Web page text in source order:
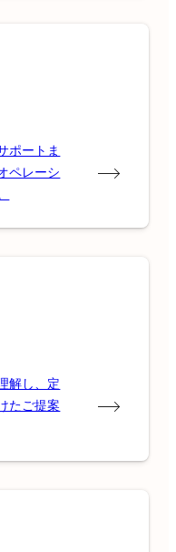
ポートま
ペレーシ
解し、定
たご提案